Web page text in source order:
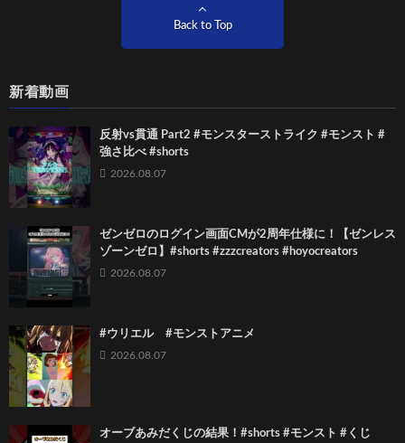
Back to Top
新着動画
反射vs貫通 Part2 #モンスターストライク #モンスト #
強さ比べ #shorts
2026.08.07
ゼンゼロのログイン画面CMが2周年仕様に！【ゼンレス
ゾーンゼロ】#shorts #zzzcreators #hoyocreators
2026.08.07
#ウリエル #モンストアニメ
2026.08.07
オーブあみだくじの結果！#shorts #モンスト #くじ